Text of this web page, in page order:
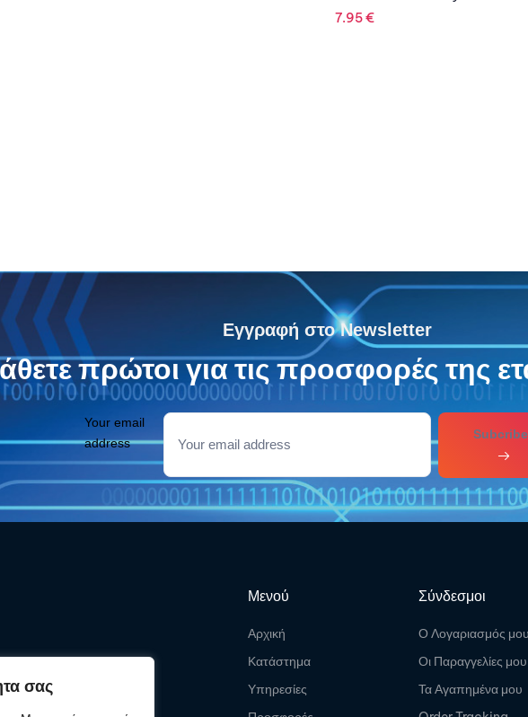
σας
Εγγραφή στο Newsletter
πρώτοι για τις προσφορές της
Your email
address
Μενού
Αρχική
Κατάστημα
Υπηρεσίες
Σύνδεσμοι
Ο Λογαριασμός μου
Οι Παραγγελίες μου
Τα Αγαπημένα μου